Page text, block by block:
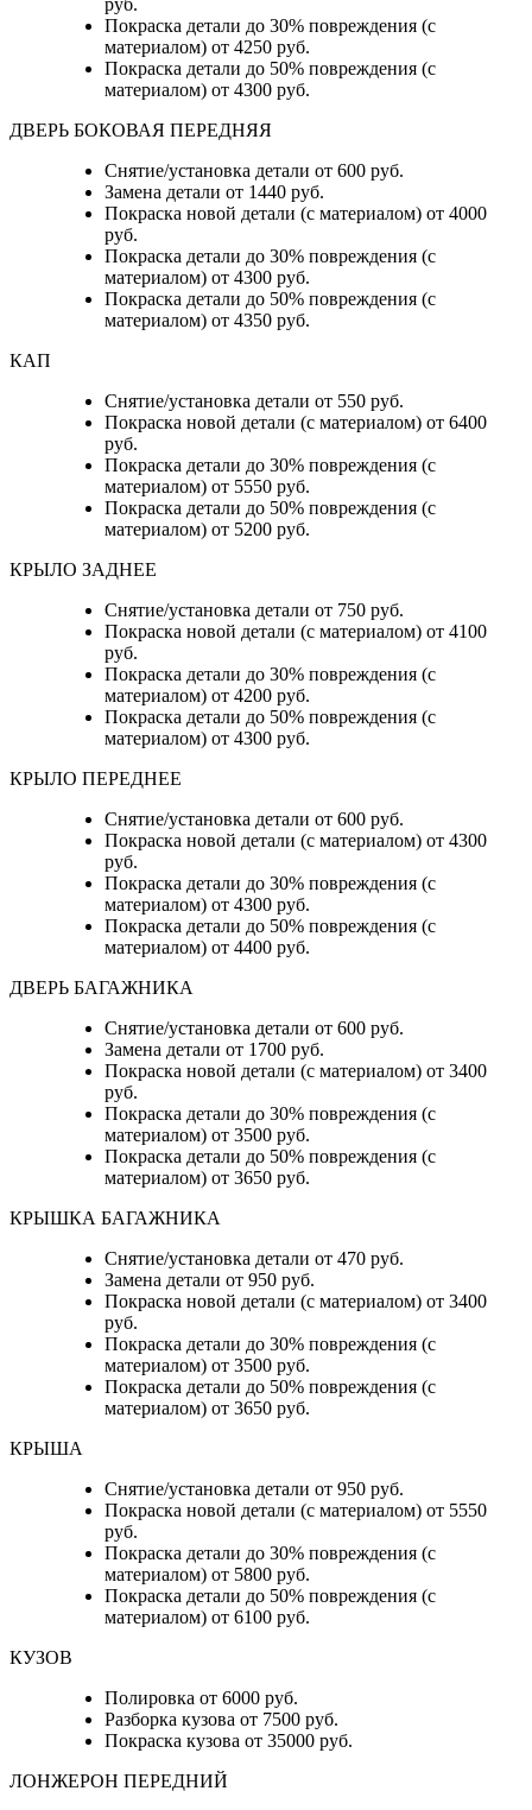
руб.
Покраска детали до 30% повреждения (с
материалом) от 4250 руб.
Покраска детали до 50% повреждения (с
материалом) от 4300 руб.
ДВЕРЬ БОКОВАЯ ПЕРЕДНЯЯ
Снятие/установка детали от 600 руб.
Замена детали от 1440 руб.
Покраска новой детали (с материалом) от 4000
руб.
Покраска детали до 30% повреждения (с
материалом) от 4300 руб.
Покраска детали до 50% повреждения (с
материалом) от 4350 руб.
КАП
Снятие/установка детали от 550 руб.
Покраска новой детали (с материалом) от 6400
руб.
Покраска детали до 30% повреждения (с
материалом) от 5550 руб.
Покраска детали до 50% повреждения (с
материалом) от 5200 руб.
КРЫЛО ЗАДНЕЕ
Снятие/установка детали от 750 руб.
Покраска новой детали (с материалом) от 4100
руб.
Покраска детали до 30% повреждения (с
материалом) от 4200 руб.
Покраска детали до 50% повреждения (с
материалом) от 4300 руб.
КРЫЛО ПЕРЕДНЕЕ
Снятие/установка детали от 600 руб.
Покраска новой детали (с материалом) от 4300
руб.
Покраска детали до 30% повреждения (с
материалом) от 4300 руб.
Покраска детали до 50% повреждения (с
материалом) от 4400 руб.
ДВЕРЬ БАГАЖНИКА
Снятие/установка детали от 600 руб.
Замена детали от 1700 руб.
Покраска новой детали (с материалом) от 3400
руб.
Покраска детали до 30% повреждения (с
материалом) от 3500 руб.
Покраска детали до 50% повреждения (с
материалом) от 3650 руб.
КРЫШКА БАГАЖНИКА
Снятие/установка детали от 470 руб.
Замена детали от 950 руб.
Покраска новой детали (с материалом) от 3400
руб.
Покраска детали до 30% повреждения (с
материалом) от 3500 руб.
Покраска детали до 50% повреждения (с
материалом) от 3650 руб.
КРЫША
Снятие/установка детали от 950 руб.
Покраска новой детали (с материалом) от 5550
руб.
Покраска детали до 30% повреждения (с
материалом) от 5800 руб.
Покраска детали до 50% повреждения (с
материалом) от 6100 руб.
КУЗОВ
Полировка от 6000 руб.
Разборка кузова от 7500 руб.
Покраска кузова от 35000 руб.
ЛОНЖЕРОН ПЕРЕДНИЙ